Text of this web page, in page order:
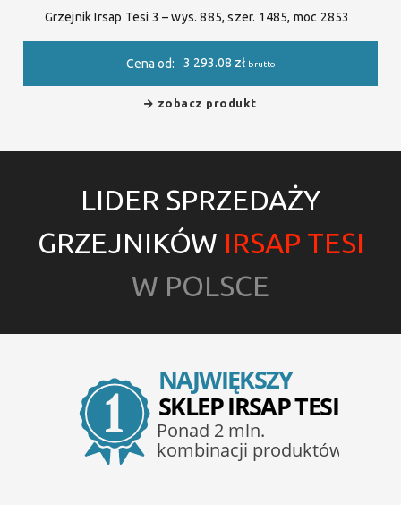
Grzejnik Irsap Tesi 3 – wys. 885, szer. 1485, moc 2853
Cena od: 3 293.08 zł brutto
zobacz produkt
LIDER SPRZEDAŻY
GRZEJNIKÓW IRSAP TESI
W POLSCE